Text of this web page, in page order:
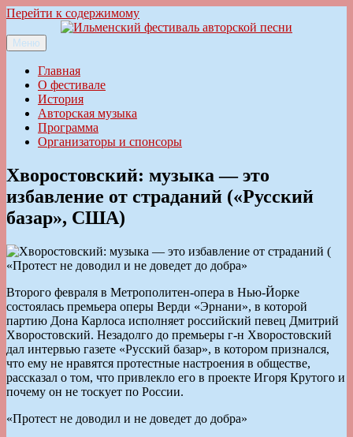
Перейти к содержимому
Ильменский фестиваль авторской песни
Меню
Главная
О фестивале
История
Авторская музыка
Программа
Организаторы и спонсоры
Хворостовский: музыка — это
избавление от страданий («Русский
базар», США)
«Протест не доводил и не доведет до добра»
Второго февраля в Метрополитен-опера в Нью-Йорке
состоялась премьера оперы Верди «Эрнани», в которой
партию Дона Карлоса исполняет российский певец Дмитрий
Хворостовский. Незадолго до премьеры г-н Хворостовский
дал интервью газете «Русский базар», в котором признался,
что ему не нравятся протестные настроения в обществе,
рассказал о том, что привлекло его в проекте Игоря Крутого и
почему он не тоскует по России.
«Протест не доводил и не доведет до добра»